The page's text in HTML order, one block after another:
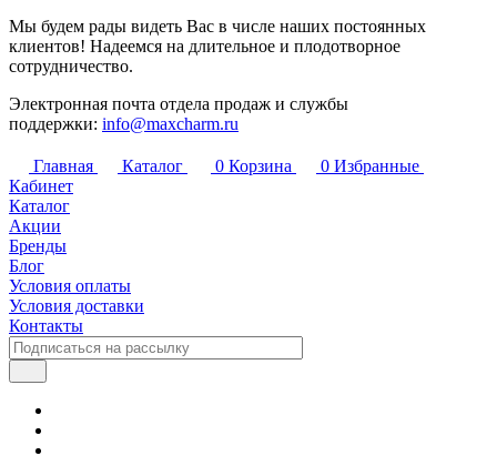
Мы будем рады видеть Вас в числе наших постоянных
клиентов! Надеемся на длительное и плодотворное
сотрудничество.
Электронная почта отдела продаж и службы
поддержки: info@maxcharm.ru
Главная Каталог 0 Корзина 0 Избранные
Кабинет
Каталог
Акции
Бренды
Блог
Условия оплаты
Условия доставки
Контакты